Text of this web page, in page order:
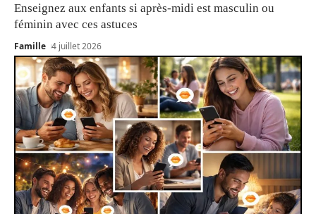
Enseignez aux enfants si après-midi est masculin ou
féminin avec ces astuces
Famille 4 juillet 2026